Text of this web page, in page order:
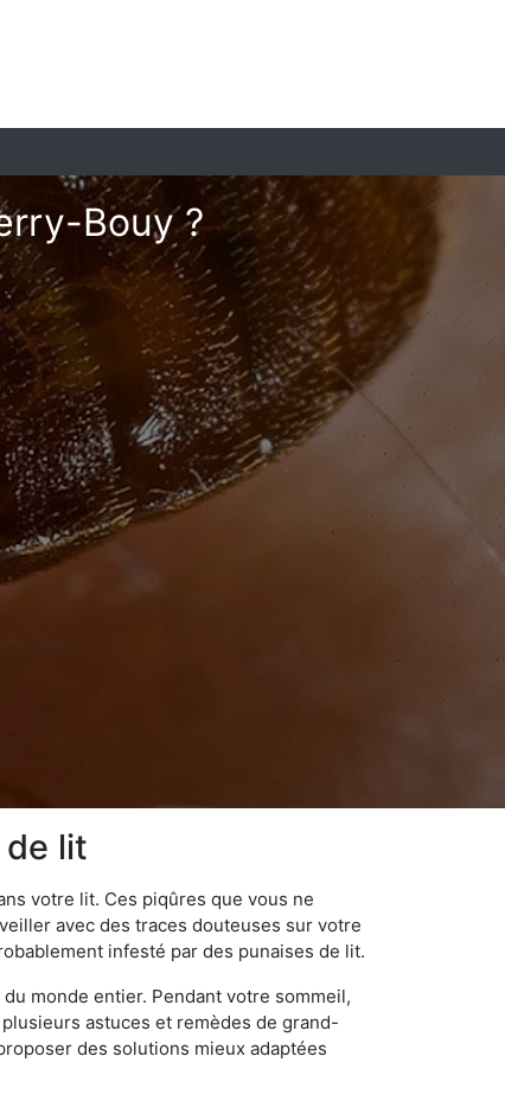
Bouy ?
de lit
votre lit. Ces piqûres que vous ne
avec des traces douteuses sur votre
infesté par des punaises de lit.
monde entier. Pendant votre sommeil,
astuces et remèdes de grand-
des solutions mieux adaptées